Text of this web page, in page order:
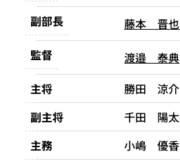
副部長
藤本 晋也
監督
渡邉 泰典
主将
勝田 涼介
副主将
千田 陽太
主務
小嶋 優香